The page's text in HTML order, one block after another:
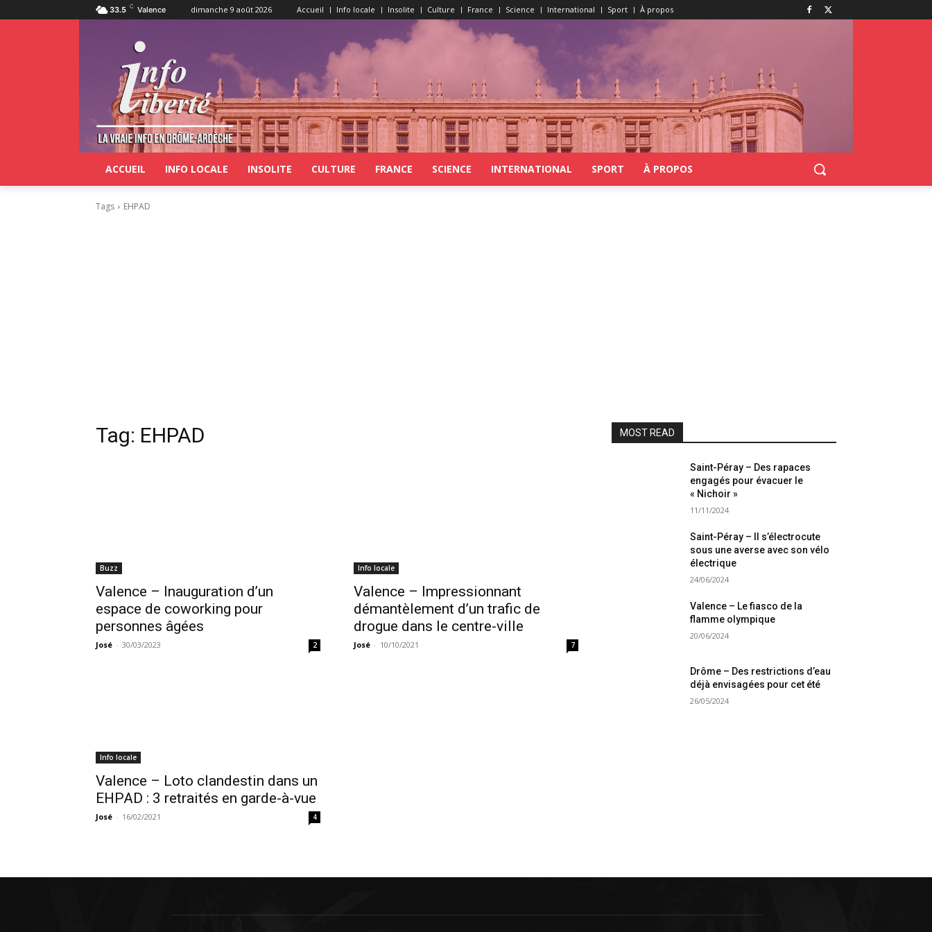
33.5 C Valence dimanche 9 août 2026 Accueil Info locale Insolite Culture France Science International Sport À propos
ACCUEIL INFO LOCALE INSOLITE CULTURE FRANCE SCIENCE INTERNATIONAL SPORT À PROPOS
Tags EHPAD
Tag: EHPAD
Buzz
Valence – Inauguration d’un
espace de coworking pour
personnes âgées
José - 30/03/2023 2
Info locale
Valence – Impressionnant
démantèlement d’un trafic de
drogue dans le centre-ville
José - 10/10/2021 7
Info locale
Valence – Loto clandestin dans un
EHPAD : 3 retraités en garde-à-vue
José - 16/02/2021 4
MOST READ
Saint-Péray – Des rapaces
engagés pour évacuer le
« Nichoir »
11/11/2024
Saint-Péray – Il s’électrocute
sous une averse avec son vélo
électrique
24/06/2024
Valence – Le fiasco de la
flamme olympique
20/06/2024
Drôme – Des restrictions d’eau
déjà envisagées pour cet été
26/05/2024